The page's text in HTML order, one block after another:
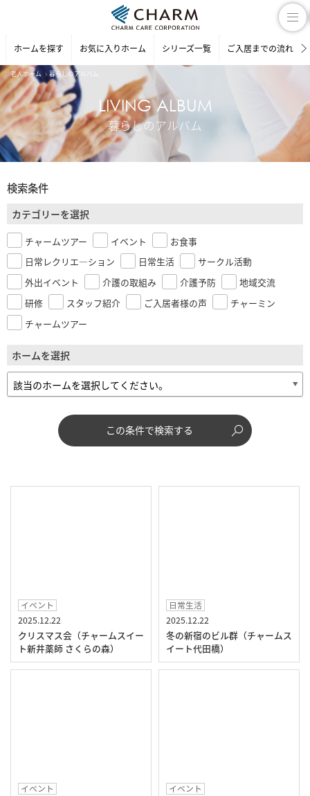
ホームを探す お気に入りホーム シリーズ一覧 ご入居までの流れ
老人ホーム 暮らしのアルバム
LIVING ALBUM
暮らしのアルバム
検索条件
カテゴリーを選択
チャームツアー イベント
お食事
日常レクリエ―ション
日常生活
サークル活動
外出イベント
介護の取組み 介護予防
地域交流
研修
スタッフ紹介 ご入居者様の声
チャーミン
チャームツアー
ホームを選択
この条件で検索する
イベント
2025.12.22
クリスマス会（チャームスイー
ト新井薬師 さくらの森）
日常生活
2025.12.22
冬の新宿のビル群（チャームス
イート代田橋）
イベント
イベント